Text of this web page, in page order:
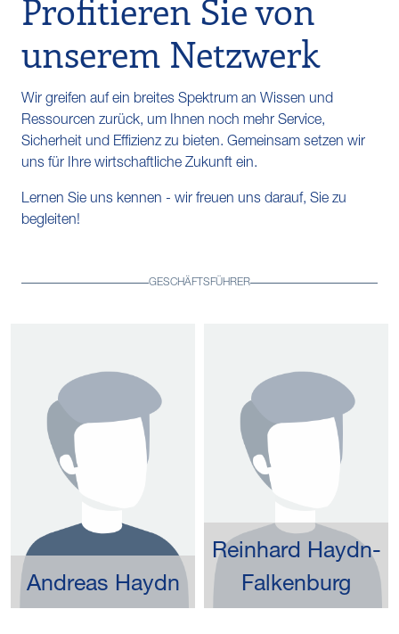
Profitieren Sie von
unserem Netzwerk
Wir greifen auf ein breites Spektrum an Wissen und
Ressourcen zurück, um Ihnen noch mehr Service,
Sicherheit und Effizienz zu bieten. Gemeinsam setzen wir
uns für Ihre wirtschaftliche Zukunft ein.
Lernen Sie uns kennen - wir freuen uns darauf, Sie zu
begleiten!
GESCHÄFTSFÜHRER
Andreas Haydn
Reinhard Haydn-
Falkenburg